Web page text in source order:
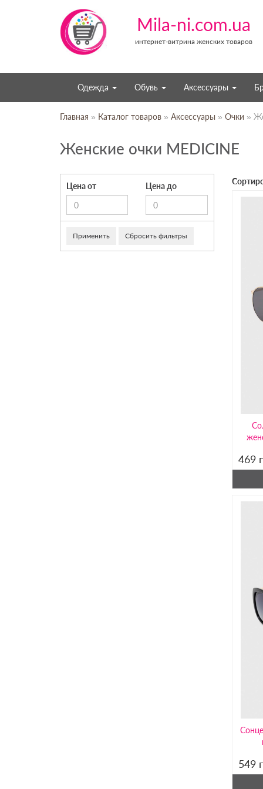
Mila-ni.com.ua
интернет-витрина женских товаров
Одежда Обувь Аксессуары
Главная » Каталог товаров » Аксессуары » Очки »
Женские очки MEDICINE
Цена от Цена до
Применить Сбросить фильтры
469
549